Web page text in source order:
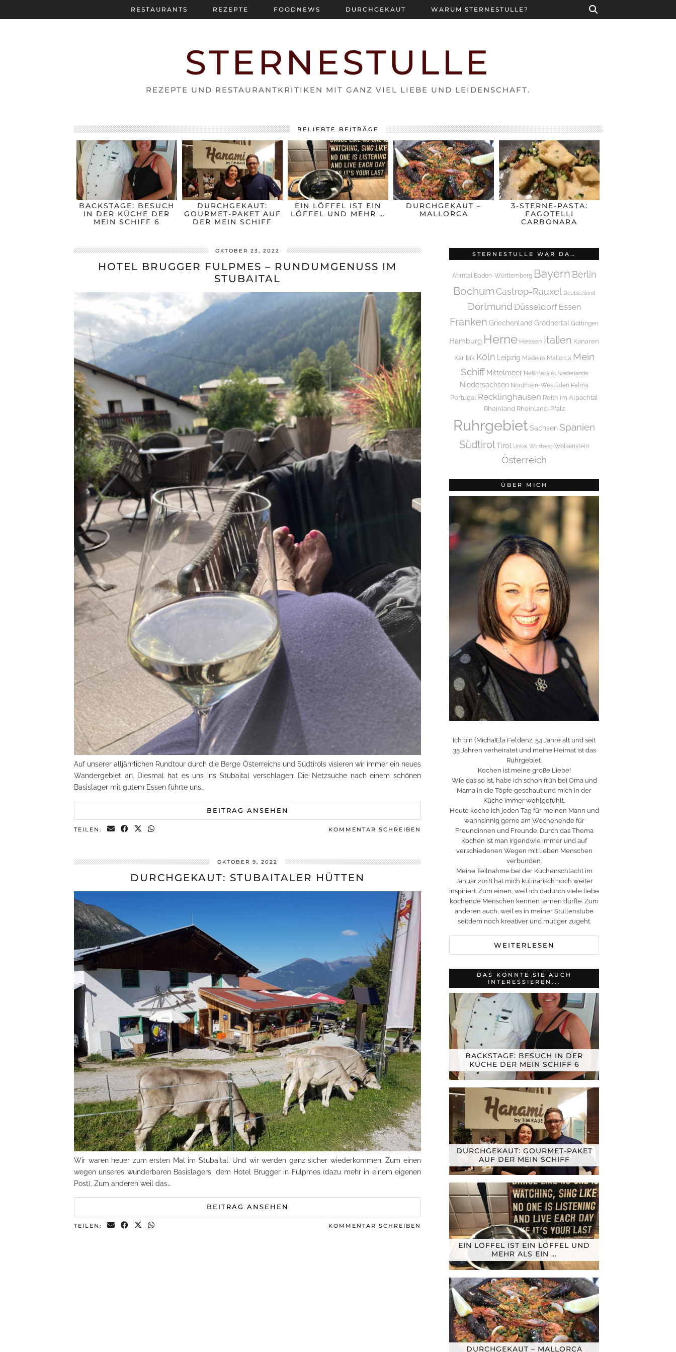
STERNESTULLE
REZEPTE UND RESTAURANTKRITIKEN MIT GANZ VIEL LIEBE UND LEIDENSCHAFT.
RESTAURANTS REZEPTE FOODNEWS DURCHGEKAUT WARUM STERNESTULLE?
BELIEBTE BEITRÄGE
BACKSTAGE: BESUCH
IN DER KÜCHE DER
MEIN SCHIFF 6
DURCHGEKAUT:
GOURMET-PAKET AUF
DER MEIN SCHIFF
EIN LÖFFEL IST EIN
LÖFFEL UND MEHR …
DURCHGEKAUT –
MALLORCA
3-STERNE-PASTA:
FAGOTELLI
CARBONARA
OKTOBER 23, 2022
HOTEL BRUGGER FULPMES – RUNDUMGENUSS IM
STUBAITAL
Auf unserer alljährlichen Rundtour durch die Berge Österreichs und Südtirols visieren wir immer ein neues
Wandergebiet an. Diesmal hat es uns ins Stubaital verschlagen. Die Netzsuche nach einem schönen
Basislager mit gutem Essen führte uns…
BEITRAG ANSEHEN
TEILEN: KOMMENTAR SCHREIBEN
OKTOBER 9, 2022
DURCHGEKAUT: STUBAITALER HÜTTEN
Wir waren heuer zum ersten Mal im Stubaital. Und wir werden ganz sicher wiederkommen. Zum einen
wegen unseres wunderbaren Basislagers, dem Hotel Brugger in Fulpmes (dazu mehr in einem eigenen
Post). Zum anderen weil das…
BEITRAG ANSEHEN
TEILEN: KOMMENTAR SCHREIBEN
STERNESTULLE WAR DA…
Ahrntal Baden-Württemberg Bayern Berlin
Bochum Castrop-Rauxel Deutschland
Dortmund Düsseldorf Essen
Franken Griechenland Grödnertal Göttingen
Hamburg Herne Hessen Italien Kanaren
Karibik Köln Leipzig Madeira Mallorca Mein
Schiff Mittelmeer Neßmersiel Niederlande
Niedersachsen Nordrhein-Westfalen Palma
Portugal Recklinghausen Reith im Alpachtal
Rheinland Rheinland-Pfalz
Ruhrgebiet Sachsen Spanien
SüdtirolTirol Unkel Wirsberg Wolkenstein
Österreich
ÜBER MICH
Ich bin (Micha)Ela Feldenz, 54 Jahre alt und seit
35 Jahren verheiratet und meine Heimat ist das
Ruhrgebiet.
Kochen ist meine große Liebe!
Wie das so ist, habe ich schon früh bei Oma und
Mama in die Töpfe geschaut und mich in der
Küche immer wohlgefühlt.
Heute koche ich jeden Tag für meinen Mann und
wahnsinnig gerne am Wochenende für
Freundinnen und Freunde. Durch das Thema
Kochen ist man irgendwie immer und auf
verschiedenen Wegen mit lieben Menschen
verbunden.
Meine Teilnahme bei der Küchenschlacht im
Januar 2018 hat mich kulinarisch noch weiter
inspiriert. Zum einen, weil ich dadurch viele liebe
kochende Menschen kennen lernen durfte. Zum
anderen auch, weil es in meiner Stullenstube
seitdem noch kreativer und mutiger zugeht.
WEITERLESEN
DAS KÖNNTE SIE AUCH
INTERESSIEREN...
BACKSTAGE: BESUCH IN DER
KÜCHE DER MEIN SCHIFF 6
DURCHGEKAUT: GOURMET-PAKET
AUF DER MEIN SCHIFF
EIN LÖFFEL IST EIN LÖFFEL UND
MEHR ALS EIN …
DURCHGEKAUT – MALLORCA